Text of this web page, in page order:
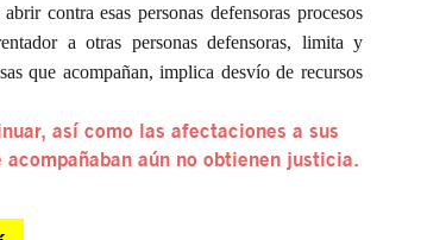
contra esas personas defensoras procesos
a otras personas defensoras, limita y
que acompañan, implica desvío de recursos
así como las afectaciones a sus
aún no obtienen justicia.